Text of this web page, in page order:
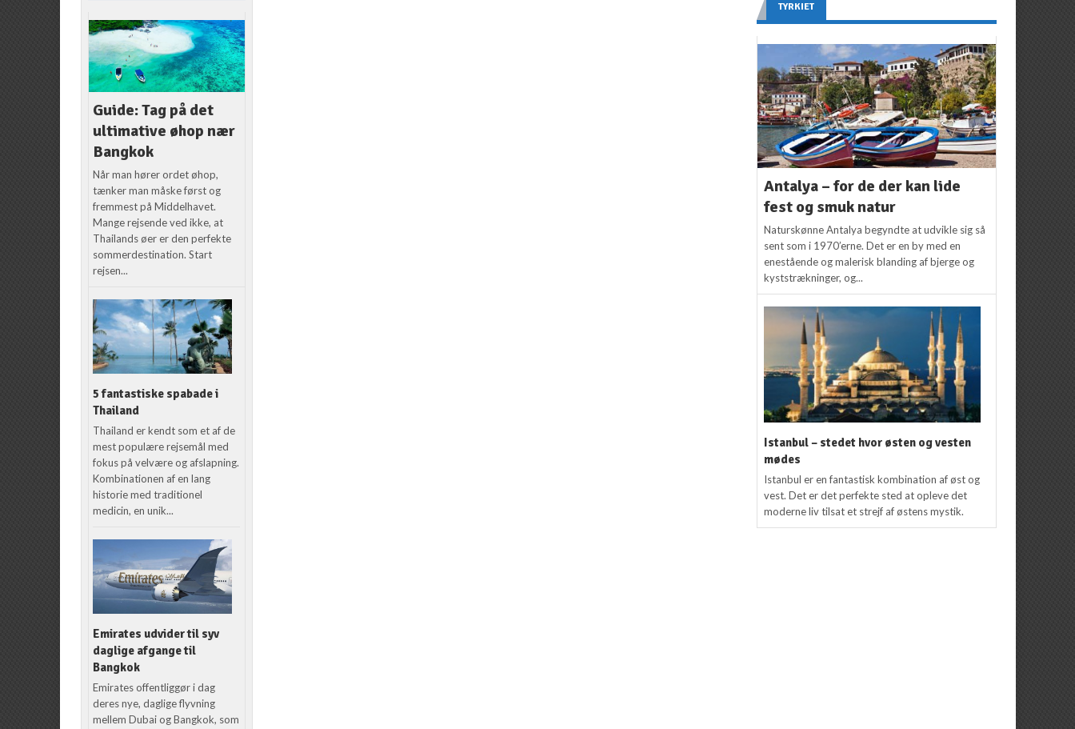
Guide: Tag på det
ultimative øhop nær
Bangkok
Når man hører ordet øhop,
tænker man måske først og
fremmest på Middelhavet.
Mange rejsende ved ikke, at
Thailands øer er den perfekte
sommerdestination. Start
rejsen...
5 fantastiske spabade i
Thailand
Thailand er kendt som et af de
mest populære rejsemål med
fokus på velvære og afslapning.
Kombinationen af en lang
historie med traditionel
medicin, en unik...
Emirates udvider til syv
daglige afgange til
Bangkok
Emirates offentliggør i dag
deres nye, daglige flyvning
mellem Dubai og Bangkok, som
TYRKIET
Antalya – for de der kan lide
fest og smuk natur
Naturskønne Antalya begyndte at udvikle sig så
sent som i 1970’erne. Det er en by med en
enestående og malerisk blanding af bjerge og
kyststrækninger, og...
Istanbul – stedet hvor østen og vesten
mødes
Istanbul er en fantastisk kombination af øst og
vest. Det er det perfekte sted at opleve det
moderne liv tilsat et strejf af østens mystik.